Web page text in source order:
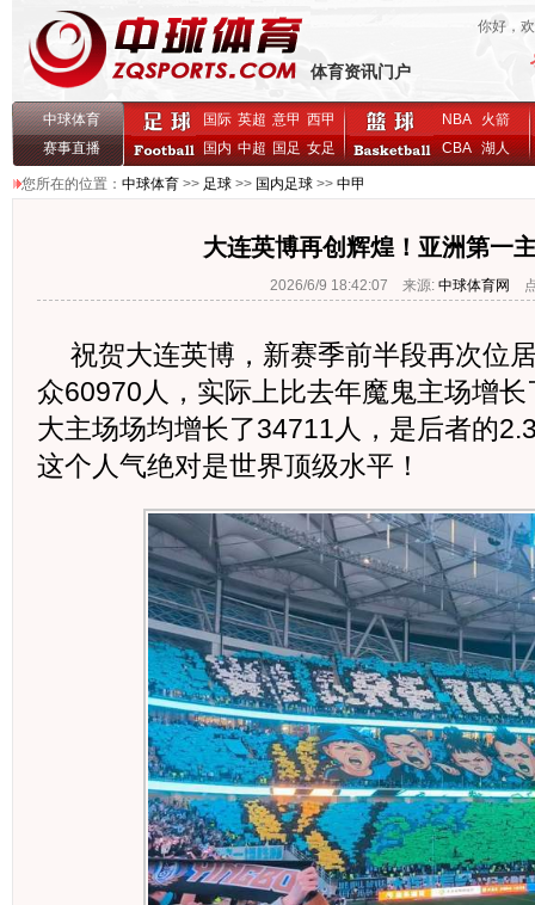
体育资讯门户
你好，
中球体育
赛事直播
国际 英超 意甲 西甲
国内 中超 国足 女足
NBA
火箭
CBA湖人
您所在的位置： 中球体育 >> 足球 >> 国内足球 >> 中甲
大连英博再创辉煌！亚洲第一
2026/6/9 18:42:07 来源: 中球体育网
祝贺大连英博，新赛季前半段再次位
众60970人，实际上比去年魔鬼主场增
大主场场均增长了34711人，是后者的
这个人气绝对是世界顶级水平！